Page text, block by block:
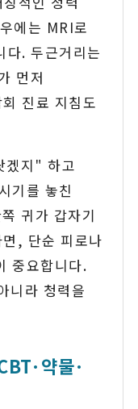
에는 MRI로
다. 두근거리는
먼저
진료 지침도
겠지" 하고
기를 놓친
귀가 갑자기
, 단순 피로나
중요합니다.
니라 청력을
약물·